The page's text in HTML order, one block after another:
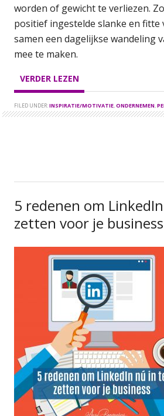
worden of gewicht te verliezen.
positief ingestelde slanke en fitte
samen een dagelijkse wandeling
mee te maken.
VERDER LEZEN
FILED UNDER:INSPIRATIE/MOTIVATIE,ONDERNEMEN,
5 redenen om
zetten voor je business